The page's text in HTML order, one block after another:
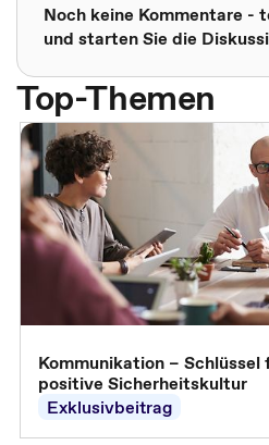
Noch keine Kommentare -
und starten Sie die
Top-Themen
Kommunikation – Schlüssel
positive Sicherheitskultur
Exklusivbeitrag